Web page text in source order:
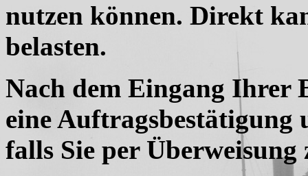
nutzen können. Direkt
belasten.
Nach dem Eingang Ihrer
eine
falls Sie per Überweisung